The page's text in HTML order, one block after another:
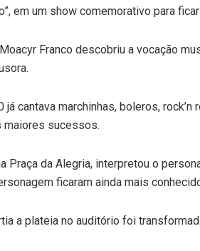
em um show comemorativo para
Franco descobriu a vocação
já cantava marchinhas, boleros,
maiores sucessos.
Praça da Alegria, interpretou o
ficaram ainda mais
a plateia no auditório foi